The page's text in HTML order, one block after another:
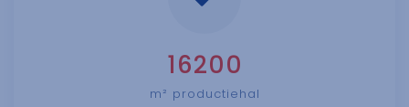
16200
m² productiehal